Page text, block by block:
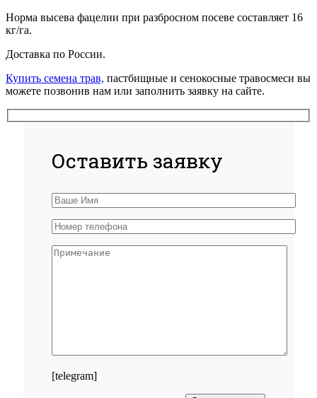
Норма высева фацелии при разбросном посеве составляет 16
кг/га.
Доставка по России.
Купить семена трав, пастбищные и сенокосные травосмеси вы
можете позвонив нам или заполнить заявку на сайте.
Оставить заявку
[telegram]